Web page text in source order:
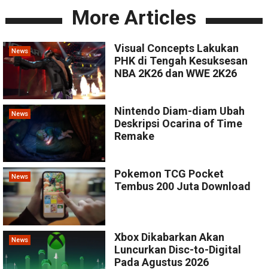
More Articles
News
Visual Concepts Lakukan
PHK di Tengah Kesuksesan
NBA 2K26 dan WWE 2K26
News
Nintendo Diam-diam Ubah
Deskripsi Ocarina of Time
Remake
News
Pokemon TCG Pocket
Tembus 200 Juta Download
News
Xbox Dikabarkan Akan
Luncurkan Disc-to-Digital
Pada Agustus 2026